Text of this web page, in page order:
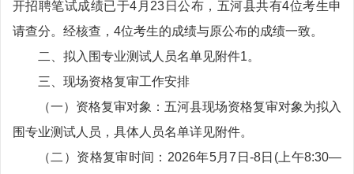
开招聘笔试成绩已于4月23日公布，五河县共有4位考生申
请查分。经核查，4位考生的成绩与原公布的成绩一致。
二、拟入围专业测试人员名单见附件1。
三、现场资格复审工作安排
（一）资格复审对象：五河县现场资格复审对象为拟入
围专业测试人员，具体人员名单详见附件。
（二）资格复审时间：2026年5月7日-8日(上午8:30—